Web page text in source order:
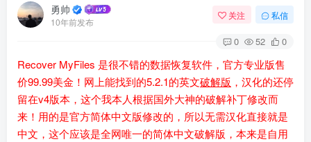
勇帅
10年前发布
关注 私信
0 52 0
Recover MyFiles 是很不错的数据恢复软件，官方专业版售
价99.99美金！网上能找到的5.2.1的英文破解版 ，汉化的还停
留在v4版本，这个我本人根据国外大神的破解补丁修改而
来！用的是官方简体中文版修改的，所以无需汉化直接就是
中文，这个应该是全网唯一的简体中文破解版，本来是自用